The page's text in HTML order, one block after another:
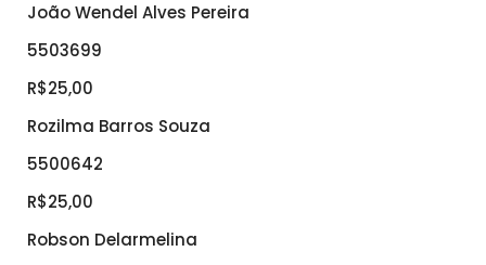
João Wendel Alves Pereira
5503699
R$25,00
Rozilma Barros Souza
5500642
R$25,00
Robson Delarmelina